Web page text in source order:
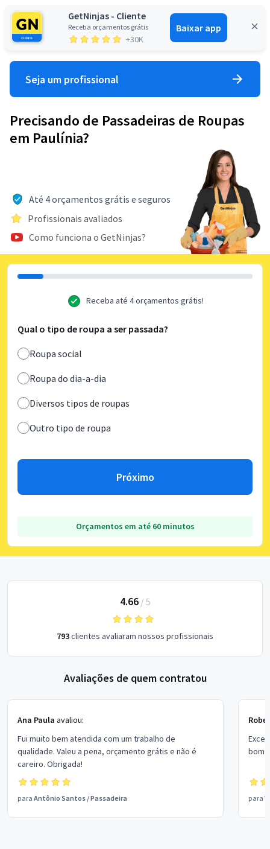
GetNinjas - Cliente
Receba orçamentos grátis
+30K
Baixar app
Entrar
Seja um profissional
Precisando de Passadeiras de Roupas
em Paulínia?
Até 4 orçamentos grátis e seguros
Profissionais avaliados
Como funciona o GetNinjas?
Receba até 4 orçamentos grátis!
Qual o tipo de roupa a ser passada?
Roupa social
Roupa do dia-a-dia
Diversos tipos de roupas
Outro tipo de roupa
Próximo
Orçamentos em até 60 minutos
4.66/ 5
793clientes avaliaram nossos profissionais
Avaliações de quem contratou
Ana Paula avaliou:
Fui muito bem atendida com um trabalho de
qualidade. Valeu a pena, orçamento grátis e não é
careiro. Obrigada!
para Antônio Santos /Passadeira
bom
para